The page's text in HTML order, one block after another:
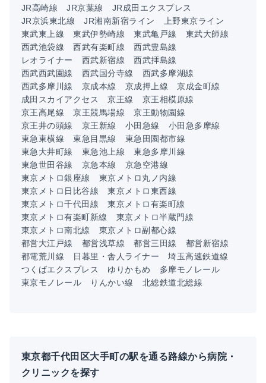
JR高崎線
JR京葉線
JR成田エクスプレス
JR京浜東北線
JR湘南新宿ライン
上野東京ライン
東武東上線
東武伊勢崎線 東武亀戸線
東武大師線
西武池袋線
西武有楽町線
西武豊島線
レオライナー
西武新宿線
西武拝島線
西武西武園線
西武国分寺線
西武多摩湖線
西武多摩川線
京成本線 京成押上線
京成金町線
成田スカイアクセス
京王線
京王相模原線
京王高尾線
京王競馬場線
京王動物園線
京王井の頭線
京王新線 小田急線
小田急多摩線
東急東横線
東急目黒線
東急田園都市線
東急大井町線
東急池上線
東急多摩川線
東急世田谷線
京急本線
京急空港線
東京メトロ銀座線
東京メトロ丸ノ内線
東京メトロ日比谷線
東京メトロ東西線
東京メトロ千代田線
東京メトロ有楽町線
東京メトロ有楽町新線
東京メトロ半蔵門線
東京メトロ南北線
東京メトロ副都心線
都営大江戸線
都営浅草線 都営三田線
都営新宿線
都電荒川線
日暮里・舎人ライナー
埼玉高速鉄道線
つくばエクスプレス
ゆりかもめ
多摩モノレール
東京モノレール
りんかい線 北総鉄道北総線
東京都千代田区大手町の駅を通る路線から病院・
クリニックを探す